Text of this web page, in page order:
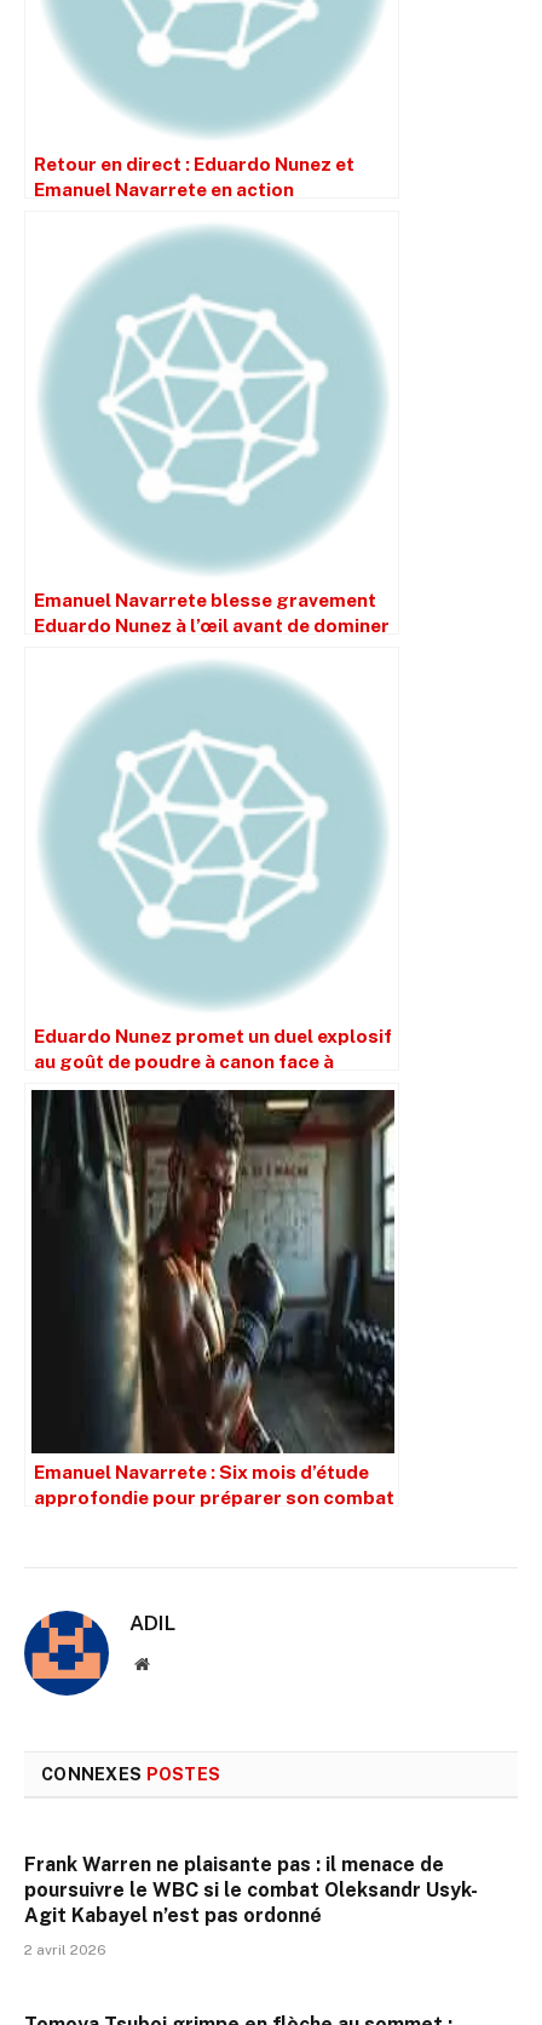
Retour en direct : Eduardo Nunez et
Emanuel Navarrete en action
Emanuel Navarrete blesse gravement
Eduardo Nunez à l’œil avant de dominer
Eduardo Nunez promet un duel explosif
au goût de poudre à canon face à
Emanuel Navarrete
Emanuel Navarrete : Six mois d’étude
approfondie pour préparer son combat
ADIL
Site
CONNEXES POSTES
Frank Warren ne plaisante pas : il menace de
poursuivre le WBC si le combat Oleksandr Usyk-
Agit Kabayel n’est pas ordonné
2 avril 2026